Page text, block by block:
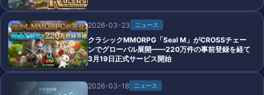
2026-03-23 ニュース
クラシックMMORPG「Seal M」がCROSSチェー
ンでグローバル展開——220万件の事前登録を経て
3月19日正式サービス開始
2026-03-18 ニュース